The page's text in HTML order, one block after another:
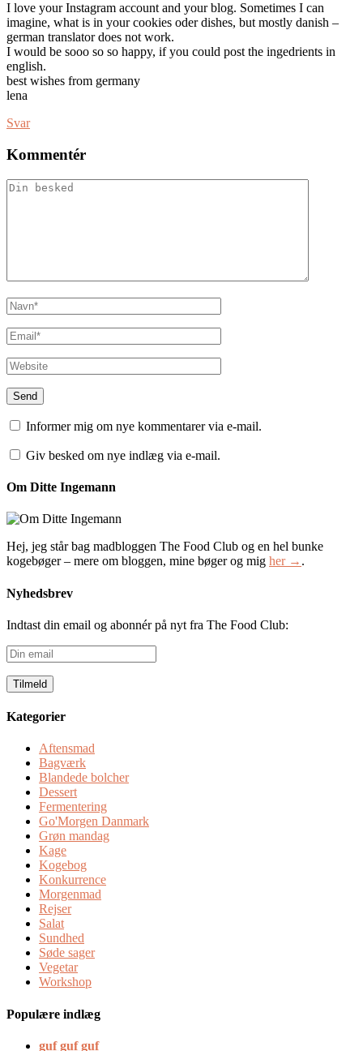
I love your Instagram account and your blog. Sometimes I can
imagine, what is in your cookies oder dishes, but mostly danish –
german translator does not work.
I would be sooo so so happy, if you could post the ingedrients in
english.
best wishes from germany
lena
Svar
Kommentér
Informer mig om nye kommentarer via e-mail.
Giv besked om nye indlæg via e-mail.
Om Ditte Ingemann
Hej, jeg står bag madbloggen The Food Club og en hel bunke
kogebøger – mere om bloggen, mine bøger og mig her → .
Nyhedsbrev
Indtast din email og abonnér på nyt fra The Food Club:
Din
email
Kategorier
Aftensmad
Bagværk
Blandede bolcher
Dessert
Fermentering
Go'Morgen Danmark
Grøn mandag
Kage
Kogebog
Konkurrence
Morgenmad
Rejser
Salat
Sundhed
Søde sager
Vegetar
Workshop
Populære indlæg
guf guf guf